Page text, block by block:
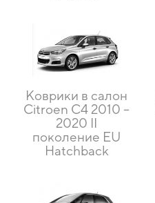
Коврики в салон
Citroen C4 2010 –
2020 II
поколение EU
Hatchback